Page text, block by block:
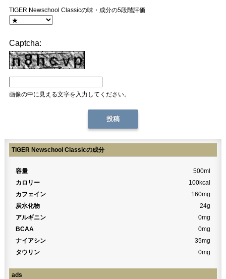
TIGER Newschool Classicの味・成分の5段階評価
Captcha:
画像の中に見える文字を入力してください。
TIGER Newschool Classicの成分
容量
500ml
カロリー
100kcal
カフェイン
160mg
炭水化物
24g
アルギニン
0mg
BCAA
0mg
ナイアシン
35mg
タウリン
0mg
ads